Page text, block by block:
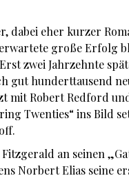
dabei eher kurzer
große Erfolg
zwei Jahrzehnte
gut hunderttausend
mit Robert Redford
Twenties“ ins Bild
an seinen
Norbert Elias seine